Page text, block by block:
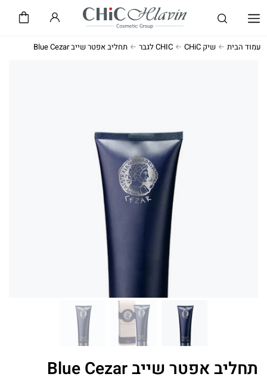
עמוד הבית שיק CHiC CHIC לגבר תחליב אפטר שייב Blue Cezar
תחליב אפטר שייב Blue Cezar